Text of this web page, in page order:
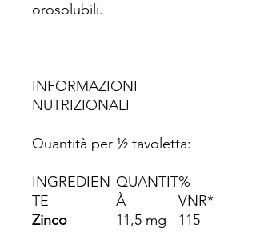
orosolubili.
INFORMAZIONI
NUTRIZIONALI
Quantità per ½ tavoletta:
INGREDIEN
TE
QUANTIT
À
%
VNR*
Zinco
11,5 mg 115